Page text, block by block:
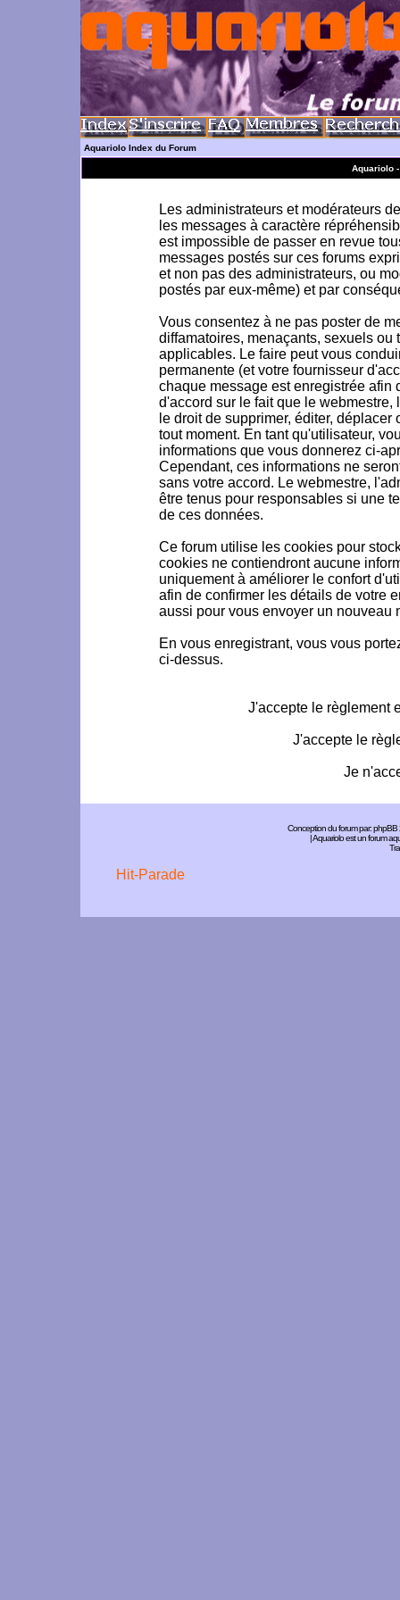
Aquariolo Index du Forum
Aquariolo
Les administrateurs et modérateurs
les messages à caractère
est impossible de passer en revue
messages postés sur ces forums
et non pas des administrateurs, ou
postés par eux-même) et par
Vous consentez à ne pas poster de
diffamatoires, menaçants, sexuels
applicables. Le faire peut vous
permanente (et votre fournisseur
chaque message est enregistrée afin
d'accord sur le fait que le
le droit de supprimer, éditer,
tout moment. En tant qu'utilisateur,
informations que vous donnerez ci-
Cependant, ces informations ne
sans votre accord. Le webmestre,
être tenus pour responsables si une
de ces données.
Ce forum utilise les cookies pour
cookies ne contiendront aucune
uniquement à améliorer le confort
afin de confirmer les détails de votre
aussi pour vous envoyer un nouveau
En vous enregistrant, vous vous
ci-dessus.
J'accepte le règlement
J'accepte le
Je
Conception du forum par:phpBB
| Aquariolo est un forum